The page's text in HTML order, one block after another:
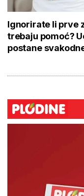
Ignorirate li prve
trebaju pomoć?
postane